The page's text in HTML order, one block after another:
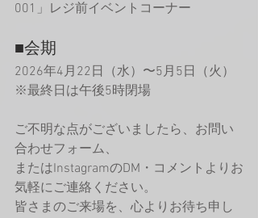
001」レジ前イベントコーナー
■会期
2026年4月22日（水）〜5月5日（火）
※最終日は午後5時閉場
ご不明な点がございましたら、お問い
合わせフォーム、
またはInstagramのDM・コメントよりお
気軽にご連絡ください。
皆さまのご来場を、心よりお待ち申し